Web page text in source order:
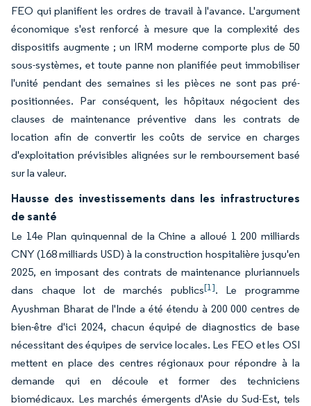
FEO qui planifient les ordres de travail à l'avance. L'argument
économique s'est renforcé à mesure que la complexité des
dispositifs augmente ; un IRM moderne comporte plus de 50
sous-systèmes, et toute panne non planifiée peut immobiliser
l'unité pendant des semaines si les pièces ne sont pas pré-
positionnées. Par conséquent, les hôpitaux négocient des
clauses de maintenance préventive dans les contrats de
location afin de convertir les coûts de service en charges
d'exploitation prévisibles alignées sur le remboursement basé
sur la valeur.
Hausse des investissements dans les infrastructures
de santé
Le 14e Plan quinquennal de la Chine a alloué 1 200 milliards
CNY (168 milliards USD) à la construction hospitalière jusqu'en
2025, en imposant des contrats de maintenance pluriannuels
dans chaque lot de marchés publics[1]. Le programme
Ayushman Bharat de l'Inde a été étendu à 200 000 centres de
bien-être d'ici 2024, chacun équipé de diagnostics de base
nécessitant des équipes de service locales. Les FEO et les OSI
mettent en place des centres régionaux pour répondre à la
demande qui en découle et former des techniciens
biomédicaux. Les marchés émergents d'Asie du Sud-Est, tels